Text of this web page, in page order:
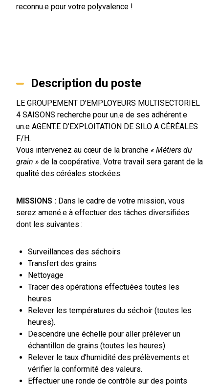
reconnu.e pour votre polyvalence !
Description du poste
LE GROUPEMENT D'EMPLOYEURS MULTISECTORIEL
4 SAISONS recherche pour un.e de ses adhérent.e
un.e AGENT.E D'EXPLOITATION DE SILO A CÉRÉALES
F/H.
Vous intervenez au cœur de la branche « Métiers du
grain »de la coopérative. Votre travail sera garant de la
qualité des céréales stockées.
MISSIONS : Dans le cadre de votre mission, vous
serez amené.e à effectuer des tâches diversifiées
dont les suivantes :
Surveillances des séchoirs
Transfert des grains
Nettoyage
Tracer des opérations effectuées toutes les
heures
Relever les températures du séchoir (toutes les
heures).
Descendre une échelle pour aller prélever un
échantillon de grains (toutes les heures).
Relever le taux d’humidité des prélèvements et
vérifier la conformité des valeurs.
Effectuer une ronde de contrôle sur des points